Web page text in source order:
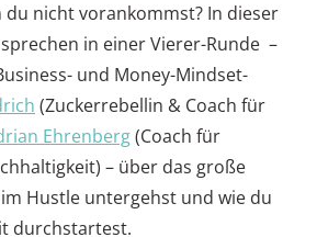
nicht vorankommst? In dieser
in einer Vierer-Runde –
und Money-Mindset-
(Zuckerrebellin & Coach für
Ehrenberg(Coach für
– über das große
Hustle untergehst und wie du
durchstartest.